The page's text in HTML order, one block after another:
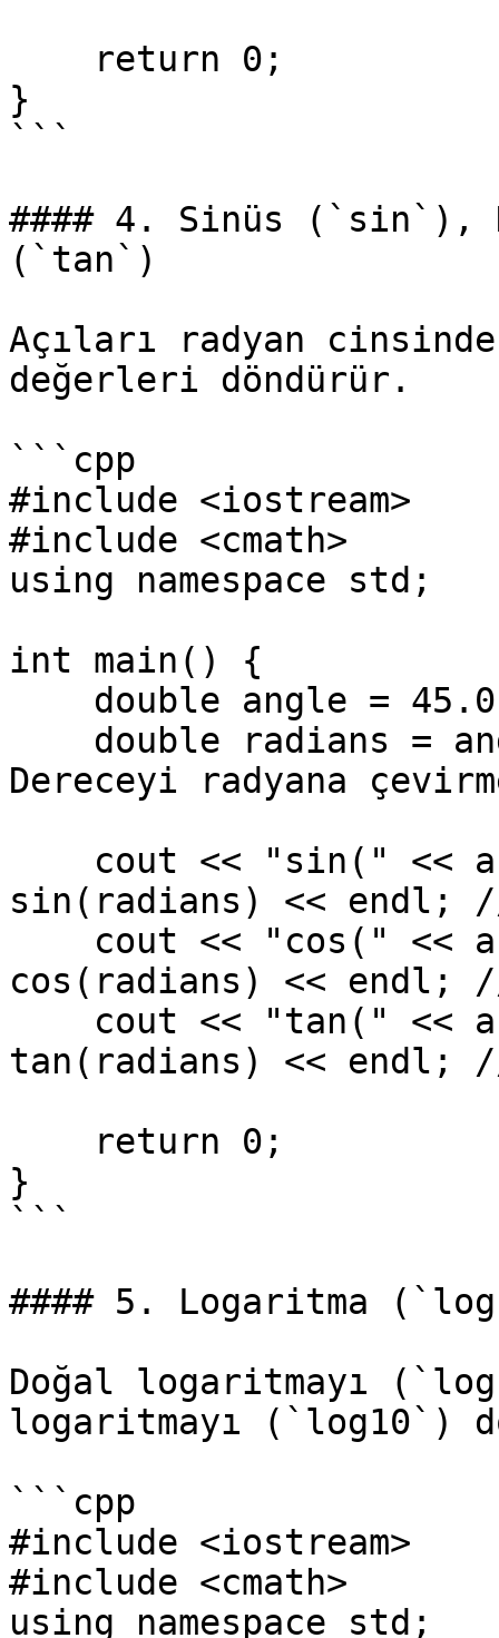
}
```
#### 4. Sinüs (`sin`),
(`tan`)
Açıları radyan
değerleri döndürür.
```cpp
#include <iostream>
#include <cmath>
using namespace std;
int main() {
Dereceyi radyana
sin(radians) << endl;
cos(radians) << endl;
tan(radians) << endl;
}
```
#### 5. Logaritma
Doğal logaritmayı
logaritmayı (`log10`)
```cpp
#include <iostream>
#include <cmath>
using namespace std;